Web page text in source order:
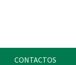
CONTACTOS